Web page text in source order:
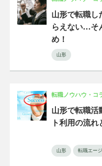
山形で転職し
らえない…そ
め！
山形
転職ノウハウ・コ
山形で転職活
ト利用の流
山形 転職エー